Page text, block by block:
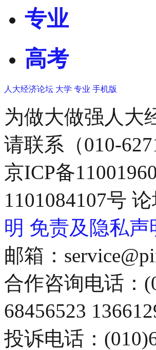
专业
高考
人大经济论坛 大学 专业 手机版
为做大做强人大
请联系（010-
京ICP备
1101084107号
明 免责及隐私声
邮箱：
合作咨询电话：
68456523
投诉电话：